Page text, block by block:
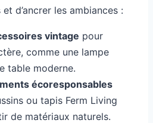
d’ancrer les ambiances :
vintage pour
comme une lampe
table moderne.
écoresponsables
ou tapis Ferm Living
de matériaux naturels.